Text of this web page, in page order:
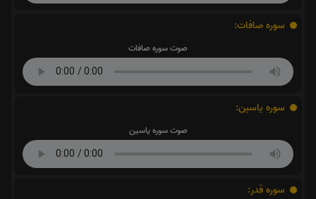
سوره صافات:
صوت سوره صافات
سوره یاسین:
صوت سوره یاسین
سوره قدر: